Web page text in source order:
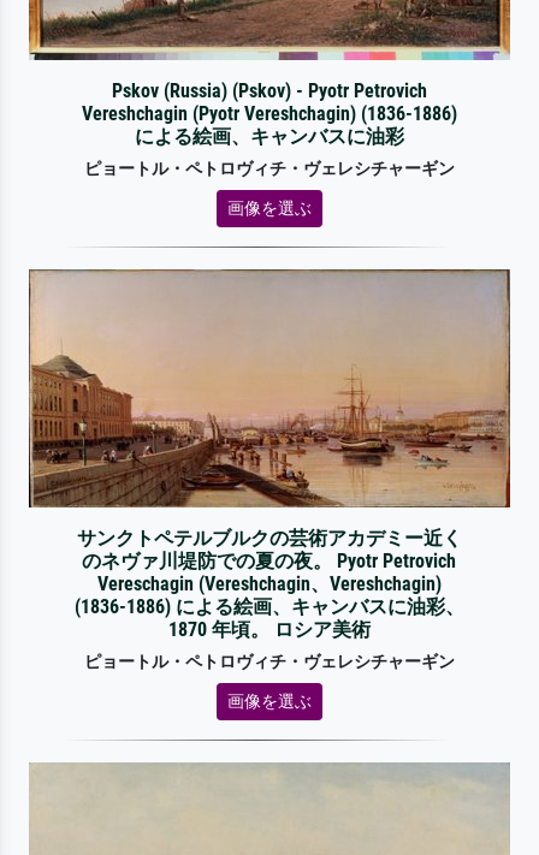
Pskov (Russia) (Pskov) - Pyotr Petrovich
Vereshchagin (Pyotr Vereshchagin) (1836-1886)
による絵画、キャンバスに油彩
ピョートル・ペトロヴィチ・ヴェレシチャーギン
画像を選ぶ
サンクトペテルブルクの芸術アカデミー近く
のネヴァ川堤防での夏の夜。 Pyotr Petrovich
Vereschagin (Vereshchagin、Vereshchagin)
(1836-1886) による絵画、キャンバスに油彩、
1870 年頃。 ロシア美術
ピョートル・ペトロヴィチ・ヴェレシチャーギン
画像を選ぶ